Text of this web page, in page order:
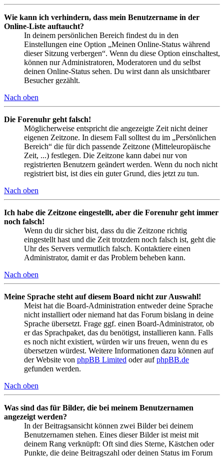
Wie kann ich verhindern, dass mein Benutzername in der
Online-Liste auftaucht?
In deinem persönlichen Bereich findest du in den
Einstellungen eine Option „Meinen Online-Status während
dieser Sitzung verbergen“. Wenn du diese Option einschaltest,
können nur Administratoren, Moderatoren und du selbst
deinen Online-Status sehen. Du wirst dann als unsichtbarer
Besucher gezählt.
Nach oben
Die Forenuhr geht falsch!
Möglicherweise entspricht die angezeigte Zeit nicht deiner
eigenen Zeitzone. In diesem Fall solltest du im „Persönlichen
Bereich“ die für dich passende Zeitzone (Mitteleuropäische
Zeit, ...) festlegen. Die Zeitzone kann dabei nur von
registrierten Benutzern geändert werden. Wenn du noch nicht
registriert bist, ist dies ein guter Grund, dies jetzt zu tun.
Nach oben
Ich habe die Zeitzone eingestellt, aber die Forenuhr geht immer
noch falsch!
Wenn du dir sicher bist, dass du die Zeitzone richtig
eingestellt hast und die Zeit trotzdem noch falsch ist, geht die
Uhr des Servers vermutlich falsch. Kontaktiere einen
Administrator, damit er das Problem beheben kann.
Nach oben
Meine Sprache steht auf diesem Board nicht zur Auswahl!
Meist hat die Board-Administration entweder deine Sprache
nicht installiert oder niemand hat das Forum bislang in deine
Sprache übersetzt. Frage ggf. einen Board-Administrator, ob
er das Sprachpaket, das du benötigst, installieren kann. Falls
es noch nicht existiert, würden wir uns freuen, wenn du es
übersetzen würdest. Weitere Informationen dazu können auf
der Website von phpBB Limited oder aufphpBB.de
gefunden werden.
Nach oben
Was sind das für Bilder, die bei meinem Benutzernamen
angezeigt werden?
In der Beitragsansicht können zwei Bilder bei deinem
Benutzernamen stehen. Eines dieser Bilder ist meist mit
deinem Rang verknüpft: Oft sind dies Sterne, Kästchen oder
Punkte, die deine Beitragszahl oder deinen Status im Forum